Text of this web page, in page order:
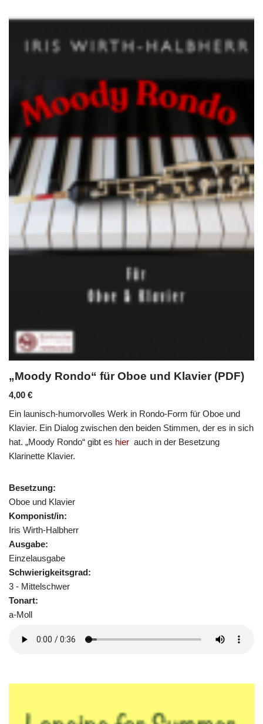
„Moody Rondo“ für Oboe und Klavier (PDF)
4,00 €
Ein launisch-humorvolles Werk in Rondo-Form für Oboe und
Klavier. Ein Dialog zwischen den beiden Stimmen, der es in sich
hat. „Moody Rondo“ gibt es hier auch in der Besetzung
Klarinette Klavier.
Besetzung:
Oboe und Klavier
Komponist/in:
Iris Wirth-Halbherr
Ausgabe:
Einzelausgabe
Schwierigkeitsgrad:
3 - Mittelschwer
Tonart:
a-Moll